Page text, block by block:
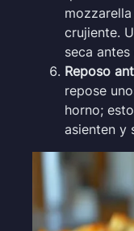
crujiente.
seca
Reposo
repose
horno;
asienten y